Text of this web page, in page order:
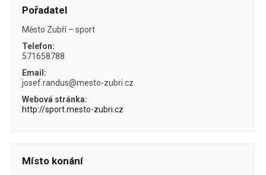
Pořadatel
Město Zubří – sport
Telefon:
571658788
Email:
josef.randus@mesto-zubri.cz
Webová stránka:
http://sport.mesto-zubri.cz
Místo konání